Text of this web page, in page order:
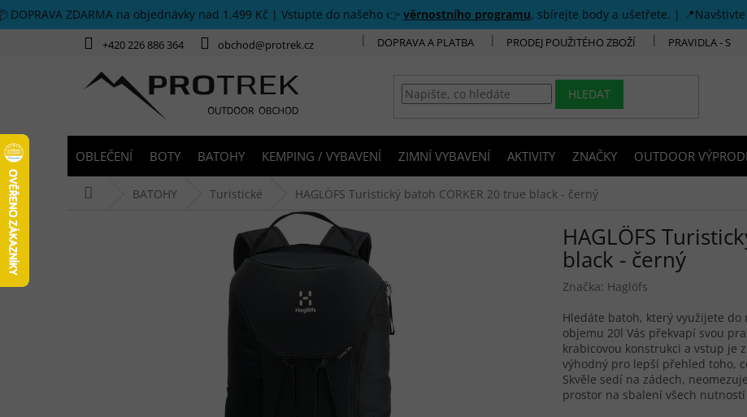
Přejít na obsah
DOPRAVA ZDARMA na objednávky nad 1.499 Kč | Vstupte do našeho 👉 věrnostního programu, sbírejte body a ušetřete. |
+420 226 886 364 obchod@protrek.cz DOPRAVA A PLATBA PRODEJ POUŽITÉHO ZBOŽÍ PRAVIDLA -
HLEDAT
OBLEČENÍ BOTY BATOHY KEMPING / VYBAVENÍ ZIMNÍ VYBAVENÍ AKTIVITY ZNAČKY OUTDOOR
BATOHY Turistické HAGLÖFS Turistický batoh CORKER 20 true black - černý
HAGLÖFS
black - černý
Značka: Haglöfs
Hledáte batoh, který využijete do
objemu 20l Vás překvapí svou
krabicovou konstrukci a vstup je
výhodný pro lepší přehled toho,
Skvěle sedí na zádech,
prostor na sbalení všech